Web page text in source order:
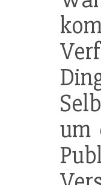
um